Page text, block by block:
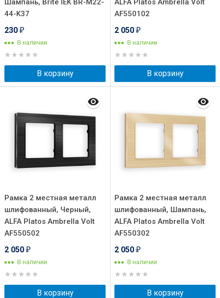
Шампань, Brite IEK BR-M22-
44-K37
230 ₽
В наличии
В корзину
ALFA Platos Ambrella Volt
AF550102
2 050 ₽
В наличии
В корзину
Рамка 2 местная металл
шлифованный, Черный,
ALFA Platos Ambrella Volt
AF550502
2 050 ₽
В наличии
В корзину
Рамка 2 местная металл
шлифованный, Шампань,
ALFA Platos Ambrella Volt
AF550302
2 050 ₽
В наличии
В корзину